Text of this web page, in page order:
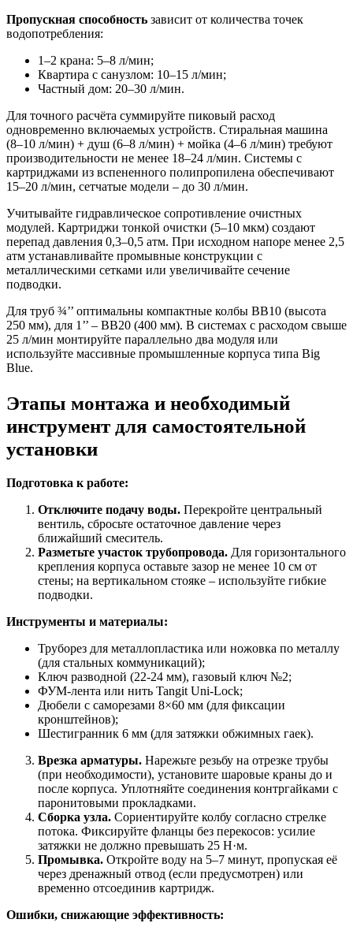
Пропускная способность зависит от количества точек
водопотребления:
1–2 крана: 5–8 л/мин;
Квартира с санузлом: 10–15 л/мин;
Частный дом: 20–30 л/мин.
Для точного расчёта суммируйте пиковый расход
одновременно включаемых устройств. Стиральная машина
(8–10 л/мин) + душ (6–8 л/мин) + мойка (4–6 л/мин) требуют
производительности не менее 18–24 л/мин. Системы с
картриджами из вспененного полипропилена обеспечивают
15–20 л/мин, сетчатые модели – до 30 л/мин.
Учитывайте гидравлическое сопротивление очистных
модулей. Картриджи тонкой очистки (5–10 мкм) создают
перепад давления 0,3–0,5 атм. При исходном напоре менее 2,5
атм устанавливайте промывные конструкции с
металлическими сетками или увеличивайте сечение
подводки.
Для труб ¾’’ оптимальны компактные колбы BB10 (высота
250 мм), для 1’’ – BB20 (400 мм). В системах с расходом свыше
25 л/мин монтируйте параллельно два модуля или
используйте массивные промышленные корпуса типа Big
Blue.
Этапы монтажа и необходимый
инструмент для самостоятельной
установки
Подготовка к работе:
Отключите подачу воды. Перекройте центральный
вентиль, сбросьте остаточное давление через
ближайший смеситель.
Разметьте участок трубопровода. Для горизонтального
крепления корпуса оставьте зазор не менее 10 см от
стены; на вертикальном стояке – используйте гибкие
подводки.
Инструменты и материалы:
Труборез для металлопластика или ножовка по металлу
(для стальных коммуникаций);
Ключ разводной (22-24 мм), газовый ключ №2;
ФУМ-лента или нить Tangit Uni-Lock;
Дюбели с саморезами 8×60 мм (для фиксации
кронштейнов);
Шестигранник 6 мм (для затяжки обжимных гаек).
Врезка арматуры. Нарежьте резьбу на отрезке трубы
(при необходимости), установите шаровые краны до и
после корпуса. Уплотняйте соединения контргайками с
паронитовыми прокладками.
Сборка узла. Сориентируйте колбу согласно стрелке
потока. Фиксируйте фланцы без перекосов: усилие
затяжки не должно превышать 25 Н·м.
Промывка. Откройте воду на 5–7 минут, пропуская её
через дренажный отвод (если предусмотрен) или
временно отсоединив картридж.
Ошибки, снижающие эффективность: